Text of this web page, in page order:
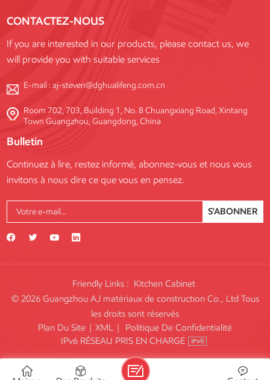
CONTACTEZ-NOUS
If you are interested in our products, please contact us, we
will provide you with suitable services
E-mail :aj-steven@dghualifeng.com.cn
Room 702, 703, Building 1, No. 8 Chuangxiang Road, Xintang
Town Guangzhou, Guangdong, China
Bulletin
Continuez à lire, restez informé, abonnez-vous et nous vous
invitons à nous dire ce que vous en pensez.
S'ABONNER
Friendly Links : Kitchen Cabinet
© 2026 Guangzhou AJ matériaux de construction Co., Ltd Tous
les droits sont réservés
Plan Du Site | XML |
Politique De Confidentialité
IPv6 RÉSEAU PRIS EN CHARGE